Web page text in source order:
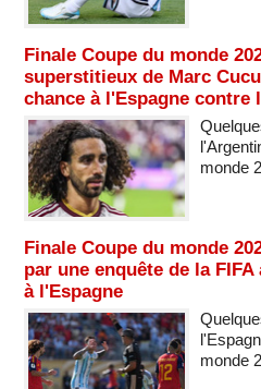
Finale Coupe du monde
superstitieux de Marc
chance à l'Espagne contre
monde
Finale Coupe du monde
par une enquête de la
à l'Espagne
monde